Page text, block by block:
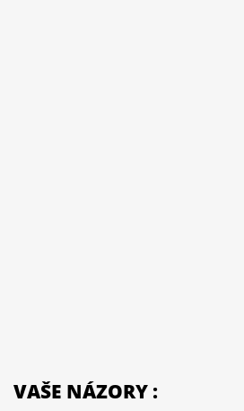
VAŠE NÁZORY :